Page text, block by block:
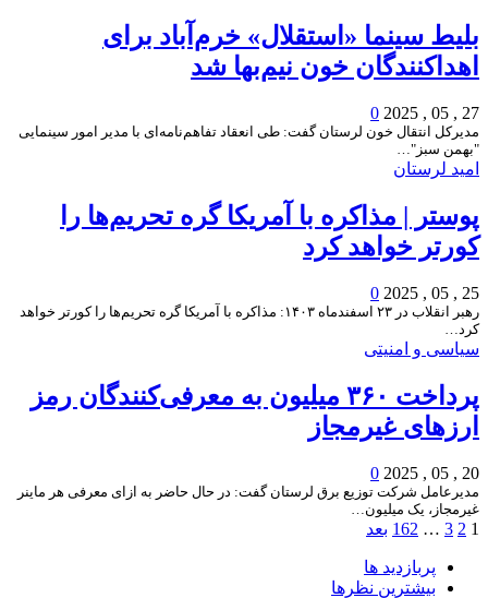
بلیط سینما «استقلال» خرم‌آباد برای
اهداکنندگان خون نیم‌بها شد
27 , 05 , 2025
0
مدیرکل انتقال خون لرستان گفت: طی انعقاد تفاهم‌نامه‌ای با مدیر امور سینمایی
"بهمن سبز"…
امید لرستان
پوستر | مذاکره با آمریکا گره تحریم‌ها را
کورتر خواهد کرد
25 , 05 , 2025
0
رهبر انقلاب در ۲۳ اسفندماه ۱۴۰۳: مذاکره با آمریکا گره تحریم‌ها را کورتر خواهد
کرد…
سیاسی و امنیتی
پرداخت ۳۶۰ میلیون به معرفی‌کنندگان رمز
ارزهای غیرمجاز
20 , 05 , 2025
0
مدیرعامل شرکت توزیع برق لرستان گفت: در حال حاضر به ازای معرفی هر ماینر
غیرمجاز، یک میلیون…
1
2
3
…
162 بعد
پربازدید ها
بیشترین نظرها